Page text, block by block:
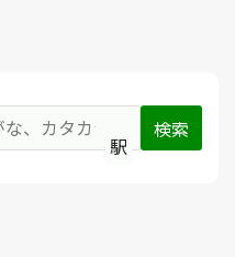
駅